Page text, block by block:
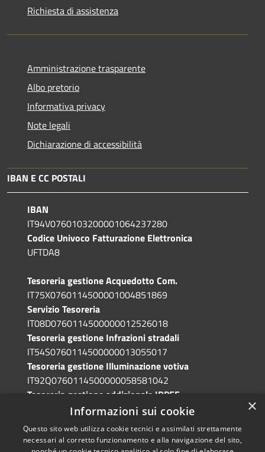
Richiesta di assistenza
Amministrazione trasparente
Albo pretorio
Informativa privacy
Note legali
Dichiarazione di accessibilità
IBAN E CC POSTALI
IBAN
IT94V0760103200001064237280
Codice Univoco Fatturazione Elettronica
UFTDA8
Tesoreria gestione Acquedotto Com.
IT75X0760114500001004851869
Servizio Tesoreria
IT08D0760114500000012526018
Tesoreria gestione Infrazioni stradali
IT54S0760114500000013055017
Tesoreria gestione Illuminazione votiva
IT92Q0760114500000058581042
Tesoreria gestione addizionale IRPEF
IT71A0760114500000086341765
×
Informazioni sui cookie
Questo sito web utilizza cookie tecnici e assimilati strettamente
necessari al corretto funzionamento e alla navigazione del sito,